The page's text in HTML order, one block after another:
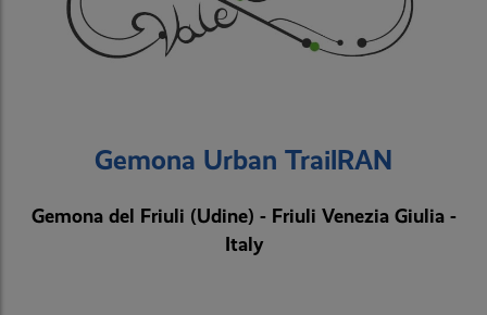
Gemona Urban TrailRAN
Gemona del Friuli (Udine) - Friuli Venezia Giulia -
Italy